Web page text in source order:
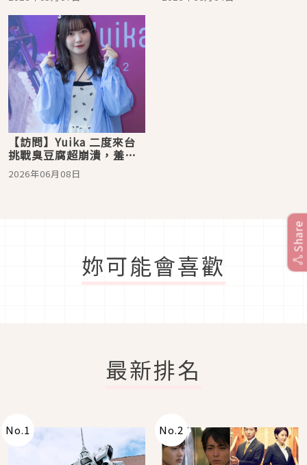
鳥俱樂部的那招？ 的約定
【訪問】Yuika 二度來台
挑戰臭豆腐超崩潰，羞談
理想告白：「一定要面對
面」
2026年06月08日
妳可能會喜歡
最新排名
No.1 No.2
Share